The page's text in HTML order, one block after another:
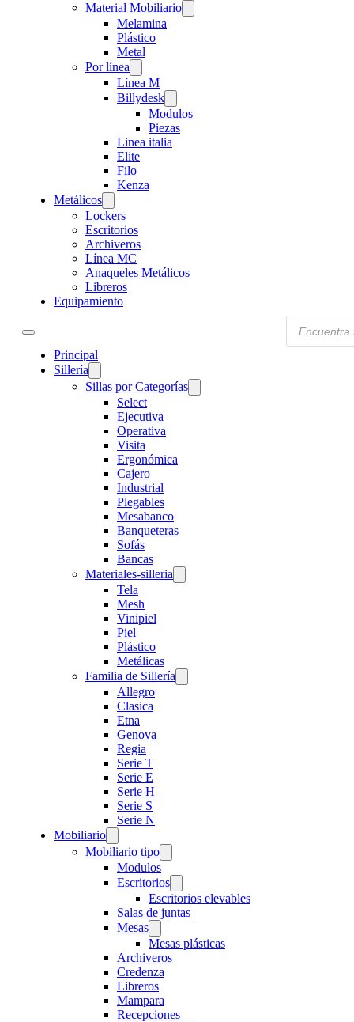
Material Mobiliario
Melamina
Plástico
Metal
Por línea
Línea M
Billydesk
Modulos
Piezas
Linea italia
Elite
Filo
Kenza
Metálicos
Lockers
Escritorios
Archiveros
Línea MC
Anaqueles Metálicos
Libreros
Equipamiento
Principal
Sillería
Sillas por Categorías
Select
Ejecutiva
Operativa
Visita
Ergonómica
Cajero
Industrial
Plegables
Mesabanco
Banqueteras
Sofás
Bancas
Materiales-silleria
Tela
Mesh
Vinipiel
Piel
Plástico
Metálicas
Familia de Sillería
Allegro
Clasica
Etna
Genova
Regia
Serie T
Serie E
Serie H
Serie S
Serie N
Mobiliario
Mobiliario tipo
Modulos
Escritorios
Escritorios elevables
Salas de juntas
Mesas
Mesas plásticas
Archiveros
Credenza
Libreros
Mampara
Recepciones
Products
search